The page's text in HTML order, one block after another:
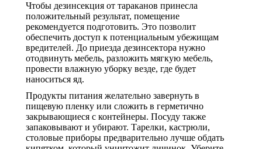
Чтобы дезинсекция от тараканов принесла
положительный результат, помещение
рекомендуется подготовить. Это позволит
обеспечить доступ к потенциальным убежищам
вредителей. До приезда дезинсектора нужно
отодвинуть мебель, разложить мягкую мебель,
провести влажную уборку везде, где будет
наноситься яд.
Продукты питания желательно завернуть в
пищевую пленку или сложить в герметично
закрывающиеся с контейнеры. Посуду также
запаковывают и убирают. Тарелки, кастрюли,
столовые приборы предварительно лучше обдать